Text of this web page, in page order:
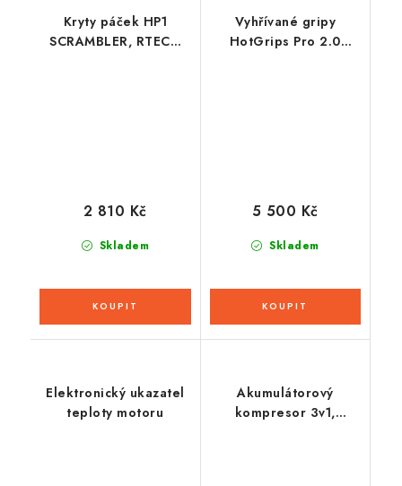
Kryty páček HP1
SCRAMBLER, RTECH
Skladem
2 810 Kč
Vyhřívané gripy
HotGrips Pro 2.0
Skladem
5 500 Kč
Elektronický ukazatel
teploty motoru
Akumulátorový
kompresor 3v1,